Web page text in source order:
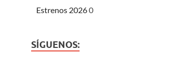
Estrenos 20260
SÍGUENOS: